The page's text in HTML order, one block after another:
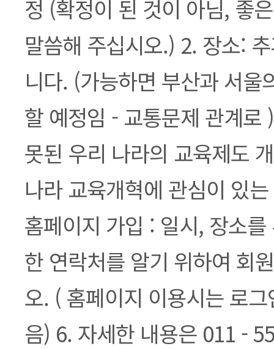
정 (확정이 된 것이 아님, 좋
말씀해 주십시오.) 2. 장소:
니다. (가능하면 부산과 서울
할 예정임 - 교통문제 관계로
못된 우리 나라의 교육제도
나라 교육개혁에 관심이 있
홈페이지 가입 : 일시, 장소
한 연락처를 알기 위하여 회
오. ( 홈페이지 이용시는 로
음) 6. 자세한 내용은 011 -